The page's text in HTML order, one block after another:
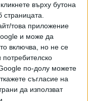
върху бутона
страницата.
това приложение
и може да
включва, но не се
по-долу можете
съгласие на
да използват
личният лекар